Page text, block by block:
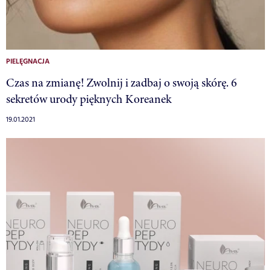
PIELĘGNACJA
Czas na zmianę! Zwolnij i zadbaj o swoją skórę. 6
sekretów urody pięknych Koreanek
19.01.2021